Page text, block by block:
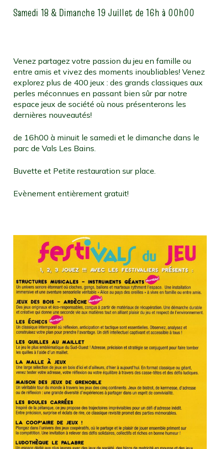
Samedi 18 & Dimanche 19 Juillet de 16h à 00h00
Venez partagez votre passion du jeu en famille ou
entre amis et vivez des moments inoubliables! Venez
explorez plus de 400 jeux : des grands classiques aux
perles méconnues en passant bien sûr par notre
espace jeux de société où nous présenterons les
dernières nouveautés!
de 16h00 à minuit le samedi et le dimanche dans le
parc de Vals Les Bains.
Buvette et Petite restauration sur place.
Evènement entièrement gratuit!